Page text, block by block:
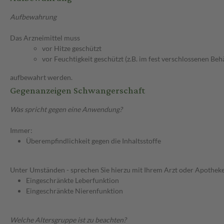
Aufbewahrung
Das Arzneimittel muss
vor Hitze geschützt
vor Feuchtigkeit geschützt (z.B. im fest verschlossenen
aufbewahrt werden.
Gegenanzeigen Schwangerschaft
Was spricht gegen eine Anwendung?
Immer:
Überempfindlichkeit gegen die Inhaltsstoffe
Unter Umständen - sprechen Sie hierzu mit Ihrem Arzt oder
Eingeschränkte Leberfunktion
Eingeschränkte Nierenfunktion
Welche Altersgruppe ist zu beachten?